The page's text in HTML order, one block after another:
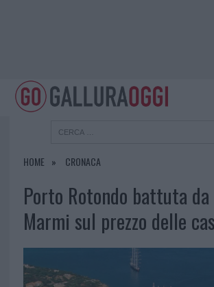
HOME CRONACA
Porto Rotondo battuta
Marmi sul prezzo delle